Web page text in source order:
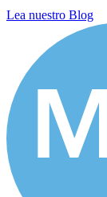
Lea nuestro Blog